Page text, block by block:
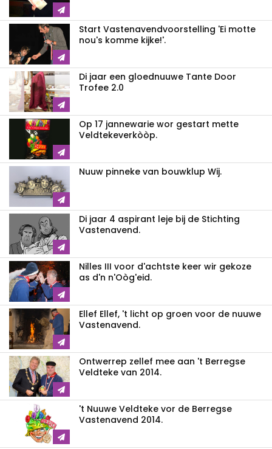
Start Vastenavendvoorstelling 'Ei motte
nou's komme kijke!'.
Di jaar een gloednuuwe Tante Door
Trofee 2.0
Op 17 jannewarie wor gestart mette
Veldtekeverkòòp.
Nuuw pinneke van bouwklup Wij.
Di jaar 4 aspirant leje bij de Stichting
Vastenavend.
Nilles III voor d'achtste keer wir gekoze
as d'n n'Oòg'eid.
Ellef Ellef, 't licht op groen voor de nuuwe
Vastenavend.
Ontwerrep zellef mee aan 't Berregse
Veldteke van 2014.
't Nuuwe Veldteke vor de Berregse
Vastenavend 2014.